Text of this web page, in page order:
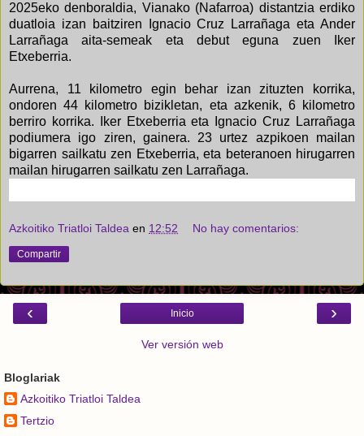
2025eko denboraldia, Vianako (Nafarroa) distantzia erdiko
duatloia izan baitziren Ignacio Cruz Larrañaga eta Ander
Larrañaga aita-semeak eta debut eguna zuen Iker
Etxeberria.
Aurrena, 11 kilometro egin behar izan zituzten korrika,
ondoren 44 kilometro bizikletan, eta azkenik, 6 kilometro
berriro korrika. Iker Etxeberria eta Ignacio Cruz Larrañaga
podiumera igo ziren, gainera. 23 urtez azpikoen mailan
bigarren sailkatu zen Etxeberria, eta beteranoen hirugarren
mailan hirugarren sailkatu zen Larrañaga.
Azkoitiko Triatloi Taldea en 12:52 No hay comentarios:
Compartir
‹ ›
Inicio
Ver versión web
Bloglariak
Azkoitiko Triatloi Taldea
Tertzio